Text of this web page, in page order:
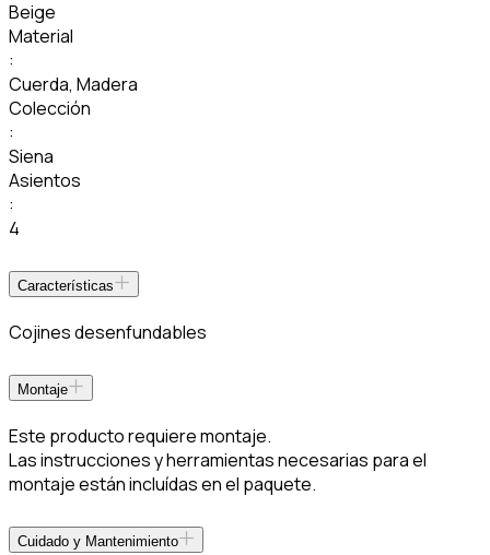
Beige
Material
:
Cuerda, Madera
Colección
:
Siena
Asientos
:
4
Características
Cojines desenfundables
Montaje
Este producto requiere montaje.
Las instrucciones y herramientas necesarias para el
montaje están incluídas en el paquete.
Cuidado y Mantenimiento